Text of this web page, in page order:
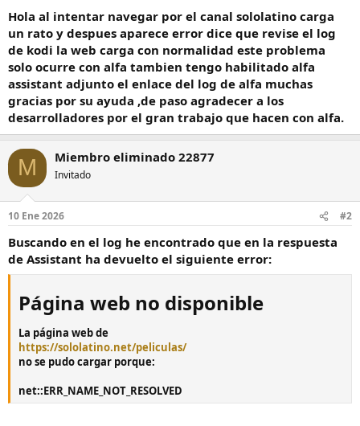
Hola al intentar navegar por el canal sololatino carga
un rato y despues aparece error dice que revise el log
de kodi la web carga con normalidad este problema
solo ocurre con alfa tambien tengo habilitado alfa
assistant adjunto el enlace del log de alfa muchas
gracias por su ayuda ,de paso agradecer a los
desarrolladores por el gran trabajo que hacen con alfa.
M Miembro eliminado 22877
Invitado
10 Ene 2026 #2
Buscando en el log he encontrado que en la respuesta
de Assistant ha devuelto el siguiente error:
Página web no disponible​
La página web de
https://sololatino.net/peliculas/
no se pudo cargar porque:
net::ERR_NAME_NOT_RESOLVED